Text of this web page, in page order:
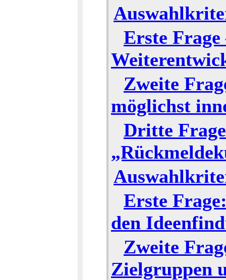
Erste
Zweite
möglichst
Dritte
Erste
den
Zweite
Zielgruppen